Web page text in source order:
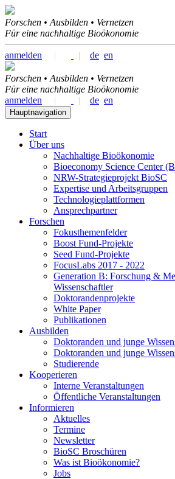
Forschen • Ausbilden • Vernetzen
Für eine nachhaltige Bioökonomie
anmelden | | de en
Forschen • Ausbilden • Vernetzen
Für eine nachhaltige Bioökonomie
anmelden
| | de en
Hauptnavigation
Start
Über uns
Nachhaltige Bioökonomie
Bioeconomy Science Center
NRW-Strategieprojekt BioSC
Expertise und Arbeitsgruppen
Technologieplattformen
Ansprechpartner
Forschen
Fokusthemenfelder
Boost Fund-Projekte
Seed Fund-Projekte
FocusLabs 2017 - 2022
Generation B: Forschung &
Wissenschaftler
Doktorandenprojekte
White Paper
Publikationen
Ausbilden
Doktoranden und junge
Doktoranden und junge
Studierende
Kooperieren
Interne Veranstaltungen
Öffentliche Veranstaltungen
Informieren
Aktuelles
Termine
Newsletter
BioSC Broschüren
Was ist Bioökonomie?
Jobs